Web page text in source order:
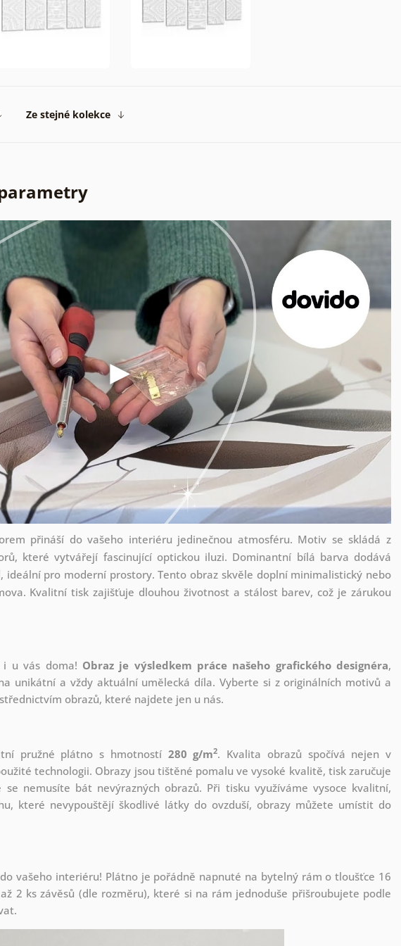
Ze stejné kolekce
přináší do vašeho interiéru jedinečnou atmosféru. Motiv se skládá z
které vytvářejí fascinující optickou iluzi. Dominantní bílá barva dodává
ideální pro moderní prostory. Tento obraz skvěle doplní minimalistický nebo
Kvalitní tisk zajišťuje dlouhou životnost a stálost barev, což je zárukou
i u vás doma! Obraz je výsledkem práce našeho grafického designéra,
unikátní a vždy aktuální umělecká díla. Vyberte si z originálních motivů a
obrazů, které najdete jen u nás.
pružné plátno s hmotností 280 g/m2. Kvalita obrazů spočívá nejen v
technologii. Obrazy jsou tištěné pomalu ve vysoké kvalitě, tisk zaručuje
se nemusíte bát nevýrazných obrazů. Při tisku využíváme vysoce kvalitní,
které nevypouštějí škodlivé látky do ovzduší, obrazy můžete umístit do
vašeho interiéru! Plátno je pořádně napnuté na bytelný rám o tloušťce 16
2 ks závěsů (dle rozměru), které si na rám jednoduše přišroubujete podle